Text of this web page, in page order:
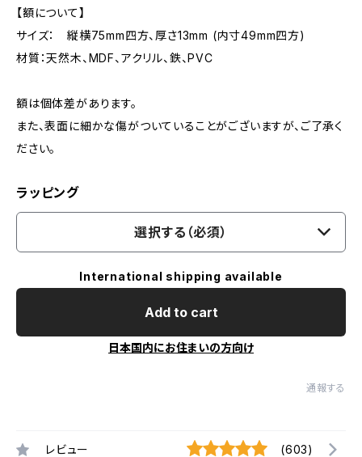
【額について】
サイズ： 縦横75mm四方、厚さ13mm (内寸49mm四方)
材質：天然木、MDF、アクリル、鉄、PVC
額は個体差があります。
また、表面に細かな傷がついていることがございますが、ご了承く
ださい。
ラッピング
選択する（必須）
International shipping available
Add to cart
日本国内にお住まいの方向け
通報する
レビュー (603)